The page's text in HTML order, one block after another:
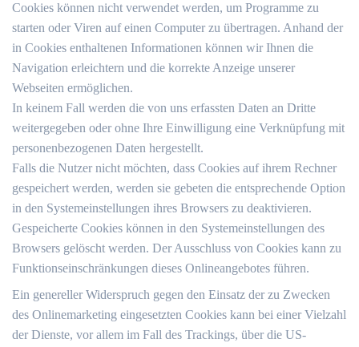
Cookies können nicht verwendet werden, um Programme zu
starten oder Viren auf einen Computer zu übertragen. Anhand der
in Cookies enthaltenen Informationen können wir Ihnen die
Navigation erleichtern und die korrekte Anzeige unserer
Webseiten ermöglichen.
In keinem Fall werden die von uns erfassten Daten an Dritte
weitergegeben oder ohne Ihre Einwilligung eine Verknüpfung mit
personenbezogenen Daten hergestellt.
Falls die Nutzer nicht möchten, dass Cookies auf ihrem Rechner
gespeichert werden, werden sie gebeten die entsprechende Option
in den Systemeinstellungen ihres Browsers zu deaktivieren.
Gespeicherte Cookies können in den Systemeinstellungen des
Browsers gelöscht werden. Der Ausschluss von Cookies kann zu
Funktionseinschränkungen dieses Onlineangebotes führen.
Ein genereller Widerspruch gegen den Einsatz der zu Zwecken
des Onlinemarketing eingesetzten Cookies kann bei einer Vielzahl
der Dienste, vor allem im Fall des Trackings, über die US-